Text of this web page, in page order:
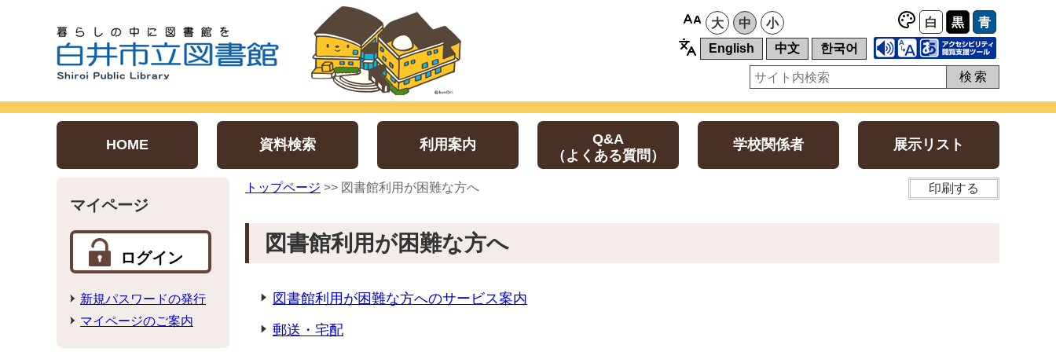
大 中 小 白 黒
青
English
中文 한국어
検索
HOME 資料検索 利用案内
Q&A
（よくある質問）
学校関係者 展示リスト
マイページ
ログイン
新規パスワードの発行
マイページのご案内
トップページ >> 図書館利用が困難な方へ 印刷する
図書館利用が困難な方へ
図書館利用が困難な方へのサービス案内
郵送・宅配